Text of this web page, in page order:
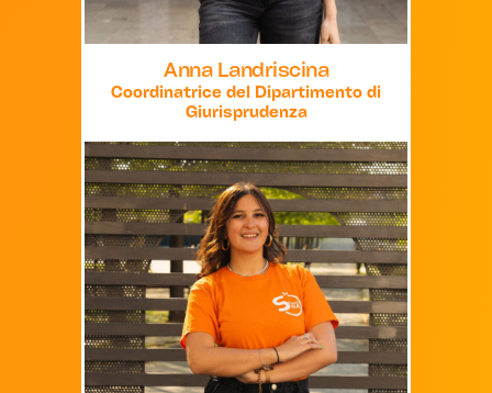
Anna Landriscina
Coordinatrice del Dipartimento di
Giurisprudenza